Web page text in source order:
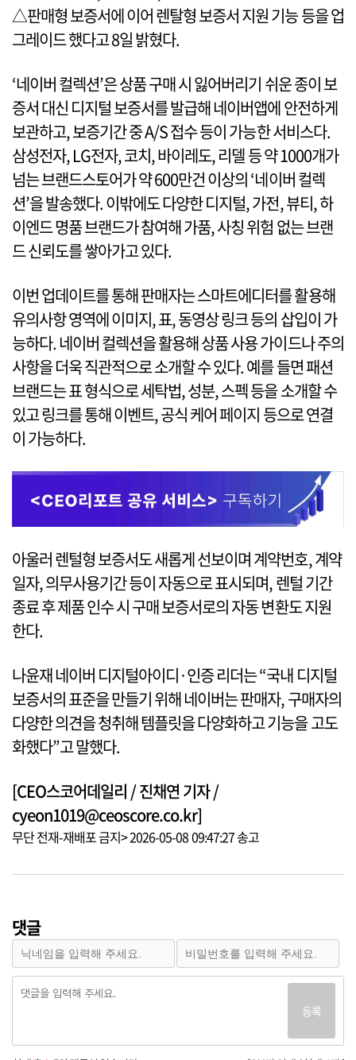
△판매형 보증서에 이어 렌탈형 보증서 지원 기능 등을 업
그레이드 했다고 8일 밝혔다.
‘네이버 컬렉션’은 상품 구매 시 잃어버리기 쉬운 종이 보
증서 대신 디지털 보증서를 발급해 네이버앱에 안전하게
보관하고, 보증기간 중 A/S 접수 등이 가능한 서비스다.
삼성전자, LG전자, 코치, 바이레도, 리델 등 약 1000개가
넘는 브랜드스토어가 약 600만건 이상의 ‘네이버 컬렉
션’을 발송했다. 이밖에도 다양한 디지털, 가전, 뷰티, 하
이엔드 명품 브랜드가 참여해 가품, 사칭 위험 없는 브랜
드 신뢰도를 쌓아가고 있다.
이번 업데이트를 통해 판매자는 스마트에디터를 활용해
유의사항 영역에 이미지, 표, 동영상 링크 등의 삽입이 가
능하다. 네이버 컬렉션을 활용해 상품 사용 가이드나 주의
사항을 더욱 직관적으로 소개할 수 있다. 예를 들면 패션
브랜드는 표 형식으로 세탁법, 성분, 스펙 등을 소개할 수
있고 링크를 통해 이벤트, 공식 케어 페이지 등으로 연결
이 가능하다.
아울러 렌털형 보증서도 새롭게 선보이며 계약번호, 계약
일자, 의무사용기간 등이 자동으로 표시되며, 렌털 기간
종료 후 제품 인수 시 구매 보증서로의 자동 변환도 지원
한다.
나윤재 네이버 디지털아이디·인증 리더는 “국내 디지털
보증서의 표준을 만들기 위해 네이버는 판매자, 구매자의
다양한 의견을 청취해 템플릿을 다양화하고 기능을 고도
화했다”고 말했다.
[CEO스코어데일리 / 진채연 기자 /
cyeon1019@ceoscore.co.kr]
무단 전재-재배포 금지> 2026-05-08 09:47:27 송고
댓글
등록